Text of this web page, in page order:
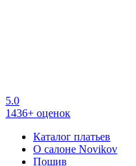
5.0
1436+ оценок
Каталог платьев
О салоне Novikov
Пошив